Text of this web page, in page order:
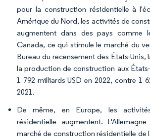
pour la construction résidentielle à
Amérique du Nord, les activités de
augmentent dans des pays comme
Canada, ce qui stimule le marché du
Bureau du recensement des États-Unis,
la production de construction aux
1 792 milliards USD en 2022, contre 1
2021.
De même, en Europe, les
résidentielle augmentent.
marché de construction résidentielle de